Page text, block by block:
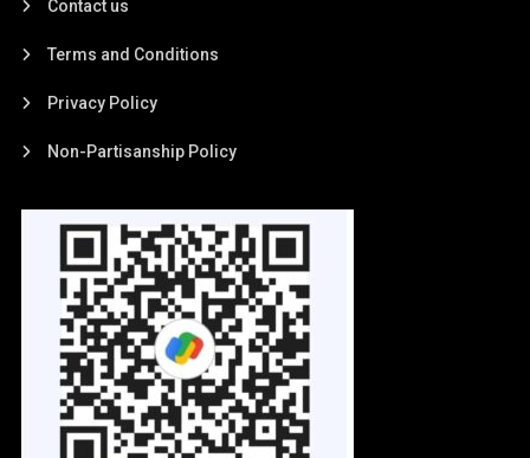
Contact us
Terms and Conditions
Privacy Policy
Non-Partisanship Policy